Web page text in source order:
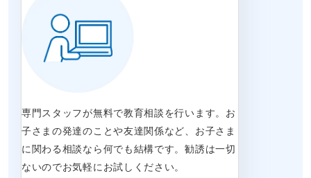
専門スタッフが無料で教育相談を行います。お
子さまの発達のことや友達関係など、お子さま
に関わる相談なら何でも結構です。勧誘は一切
ないのでお気軽にお試しください。